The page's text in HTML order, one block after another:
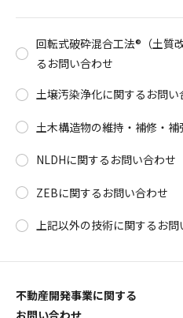
回転式破砕混合工法®（土質
るお問い合わせ
土壌汚染浄化に関するお問い
土木構造物の維持・補修・
NLDHに関するお問い合わせ
ZEBに関するお問い合わせ
上記以外の技術に関するお問
不動産開発事業に関する
お問い合わせ